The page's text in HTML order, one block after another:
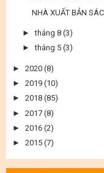
NHÀ XUẤT BẢN
►tháng 8 (3)
►tháng 5 (3)
► 2020 (8)
► 2019 (10)
► 2018 (85)
► 2017 (8)
► 2016 (2)
► 2015 (7)